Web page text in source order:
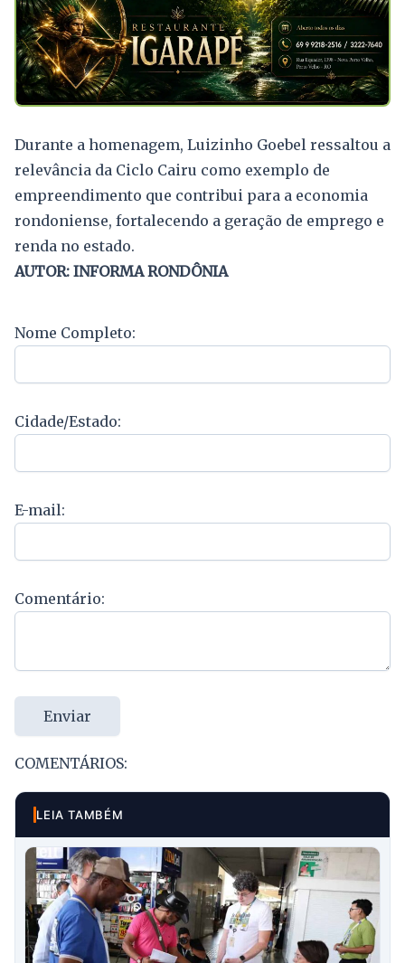
Durante a homenagem, Luizinho Goebel ressaltou a
relevância da Ciclo Cairu como exemplo de
empreendimento que contribui para a economia
rondoniense, fortalecendo a geração de emprego e
renda no estado.
AUTOR: INFORMA RONDÔNIA
Nome Completo:
Cidade/Estado:
E-mail:
Comentário:
Enviar
COMENTÁRIOS:
LEIA TAMBÉM